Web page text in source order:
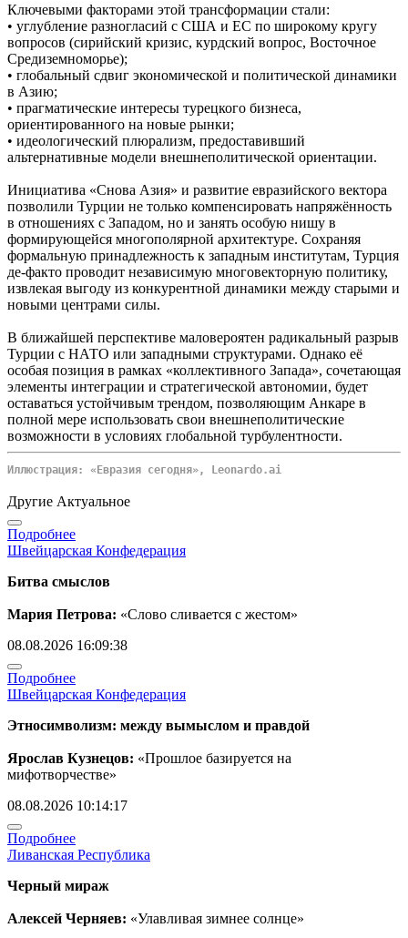
Ключевыми факторами этой трансформации стали:
• углубление разногласий с США и ЕС по широкому кругу
вопросов (сирийский кризис, курдский вопрос, Восточное
Средиземноморье);
• глобальный сдвиг экономической и политической динамики
в Азию;
• прагматические интересы турецкого бизнеса,
ориентированного на новые рынки;
• идеологический плюрализм, предоставивший
альтернативные модели внешнеполитической ориентации.
Инициатива «Снова Азия» и развитие евразийского вектора
позволили Турции не только компенсировать напряжённость
в отношениях с Западом, но и занять особую нишу в
формирующейся многополярной архитектуре. Сохраняя
формальную принадлежность к западным институтам, Турция
де-факто проводит независимую многовекторную политику,
извлекая выгоду из конкурентной динамики между старыми и
новыми центрами силы.
В ближайшей перспективе маловероятен радикальный разрыв
Турции с НАТО или западными структурами. Однако её
особая позиция в рамках «коллективного Запада», сочетающая
элементы интеграции и стратегической автономии, будет
оставаться устойчивым трендом, позволяющим Анкаре в
полной мере использовать свои внешнеполитические
возможности в условиях глобальной турбулентности.
Иллюстрация: «Евразия сегодня», Leonardo.ai
Другие Актуальное
Подробнее
Швейцарская Конфедерация
Битва смыслов
Мария Петрова: «Слово сливается с жестом»
08.08.2026 16:09:38
Подробнее
Швейцарская Конфедерация
Этносимволизм: между вымыслом и правдой
Ярослав Кузнецов: «Прошлое базируется на
мифотворчестве»
08.08.2026 10:14:17
Подробнее
Ливанская Республика
Черный мираж
Алексей Черняев: «Улавливая зимнее солнце»